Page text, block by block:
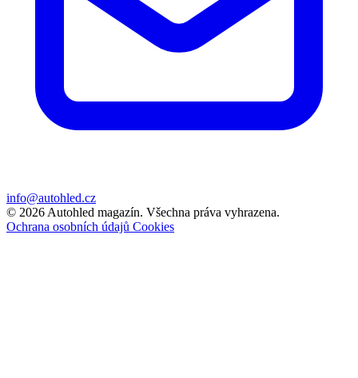
info@autohled.cz
© 2026 Autohled magazín. Všechna práva vyhrazena.
Ochrana osobních údajů Cookies